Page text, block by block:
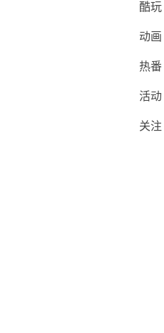
酷玩
动画
热番
活动
关注